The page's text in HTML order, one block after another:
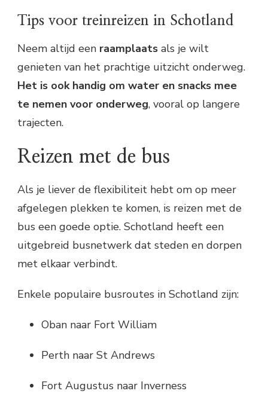
Tips voor treinreizen in Schotland
Neem altijd een raamplaats als je wilt
genieten van het prachtige uitzicht onderweg.
Het is ook handig om water en snacks mee
te nemen voor onderweg, vooral op langere
trajecten.
Reizen met de bus
Als je liever de flexibiliteit hebt om op meer
afgelegen plekken te komen, is reizen met de
bus een goede optie. Schotland heeft een
uitgebreid busnetwerk dat steden en dorpen
met elkaar verbindt.
Enkele populaire busroutes in Schotland zijn:
Oban naar Fort William
Perth naar St Andrews
Fort Augustus naar Inverness